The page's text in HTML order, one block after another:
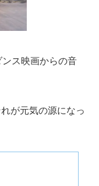
ス映画からの音
が元気の源になっ